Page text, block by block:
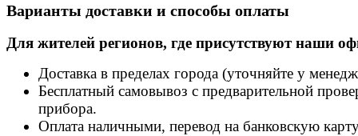
Варианты доставки и способы оплаты
Для жителей регионов, где присутствуют наши
Доставка в пределах города (уточняйте у
Бесплатный самовывоз с предварительной
прибора.
Оплата наличными, перевод на банковскую